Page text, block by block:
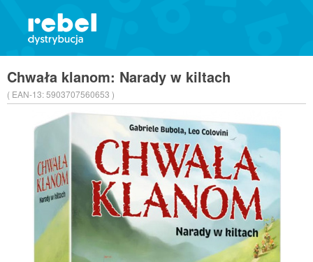
Chwała klanom: Narady w kiltach
( EAN-13:5903707560653 )